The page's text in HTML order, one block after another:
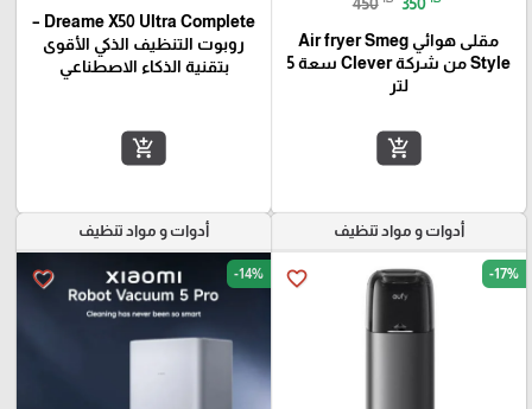
مقلى هوائي Air fryer Smeg
Style من شركة Clever سعة 5
لتر
add_shopping_cart
Dreame X50 Ultra Complete –
روبوت التنظيف الذكي الأقوى
بتقنية الذكاء الاصطناعي
add_shopping_cart
أدوات و مواد تنظيف
favorite_border -17%
أدوات و مواد تنظيف
favorite_border -14%